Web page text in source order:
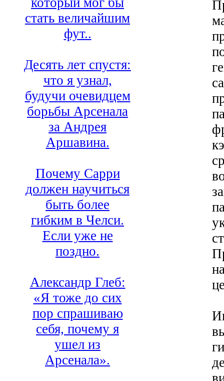
стать величайшим
фут..
Десять лет спустя:
что я узнал,
будучи очевидцем
борьбы Арсенала
за Андрея
Аршавина.
Почему Сарри
должен научиться
быть более
гибким в Челси.
Если уже не
поздно.
Александр Глеб:
«Я тоже до сих
пор спрашиваю
себя, почему я
ушел из
Арсенала».